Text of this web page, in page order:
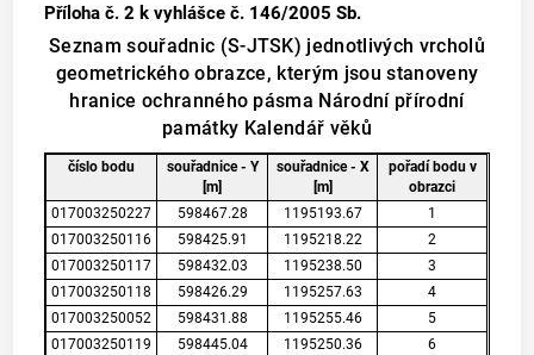
Příloha č. 2 k vyhlášce č. 146/2005 Sb.
Seznam souřadnic (S-JTSK) jednotlivých vrcholů
geometrického obrazce, kterým jsou stanoveny
hranice ochranného pásma Národní přírodní
památky Kalendář věků
číslo bodu
souřadnice - Y
[m]
souřadnice - X
[m]
pořadí bodu v
obrazci
017003250227
598467.28 1195193.67
1
017003250116
598425.91 1195218.22
2
017003250117
598432.03 1195238.50
3
017003250118
598426.29 1195257.63
4
017003250052
598431.88 1195255.46
5
017003250119
598445.04 1195250.36
6